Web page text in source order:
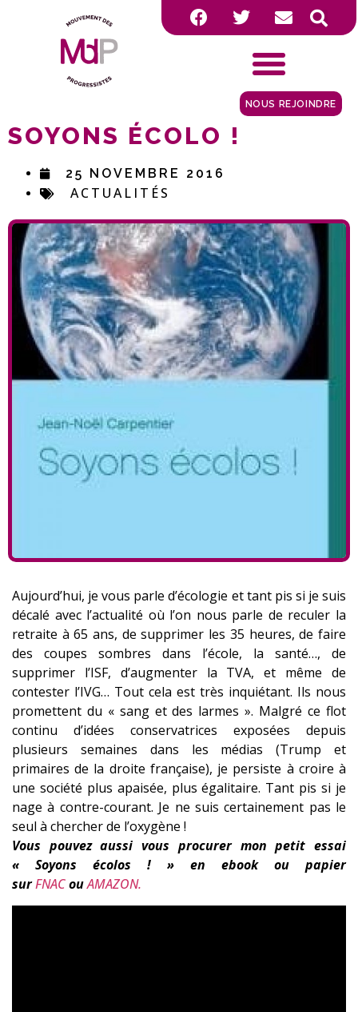
NOUS REJOINDRE
SOYONS ÉCOLO !
25 NOVEMBRE 2016
ACTUALITÉS
Aujourd’hui, je vous parle d’écologie et tant pis si je suis
décalé avec l’actualité où l’on nous parle de reculer la
retraite à 65 ans, de supprimer les 35 heures, de faire
des coupes sombres dans l’école, la santé…, de
supprimer l’ISF, d’augmenter la TVA, et même de
contester l’IVG… Tout cela est très inquiétant. Ils nous
promettent du « sang et des larmes ». Malgré ce flot
continu d’idées conservatrices exposées depuis
plusieurs semaines dans les médias (Trump et
primaires de la droite française), je persiste à croire à
une société plus apaisée, plus égalitaire. Tant pis si je
nage à contre-courant. Je ne suis certainement pas le
seul à chercher de l’oxygène !
Vous pouvez aussi vous procurer mon petit essai
« Soyons écolos ! » en ebook ou papier
surFNACouAMAZON.